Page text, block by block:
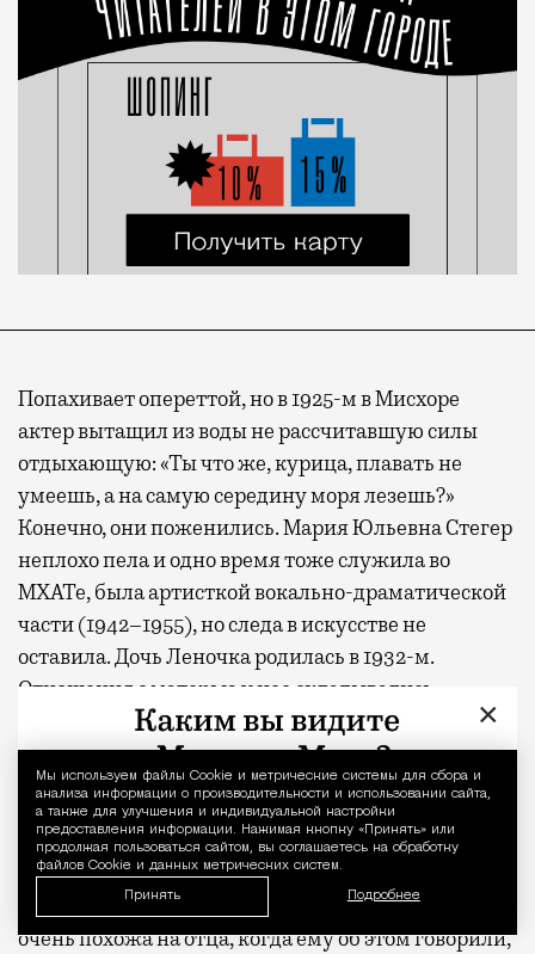
Уведомление
Мы используем файлы Сookie и метрические системы для сбора и
анализа информации о производительности и использовании сайта,
а также для улучшения и индивидуальной настройки
предоставления информации. Нажимая кнопку «Принять» или
продолжая пользоваться сайтом, вы соглашаетесь на обработку
файлов Cookie и данных метрических систем.
Принять Подробнее
Попахивает опереттой, но в 1925-м в Мисхоре
актер вытащил из воды не рассчитавшую силы
отдыхающую: «Ты что же, курица, плавать не
умеешь, а на самую середину моря лезешь?»
Конечно, они поженились. Мария Юльевна Стегер
неплохо пела и одно время тоже служила во
МХАТе, была артисткой вокально-драматической
части (1942–1955), но следа в искусстве не
оставила. Дочь Леночка родилась в 1932-м.
Отношения с матерью у нее складывались
непросто — та перебирала с опекой. И вообще она
была папиной дочкой.
У Добронравова были две страсти, поглощавшие
его целиком: театральное искусство и любовь к
дочери. Вне сцены по-настоящему счастлив он
бывал, только если она рядом. «Леночка была
очень похожа на отца, когда ему об этом говорили,
×